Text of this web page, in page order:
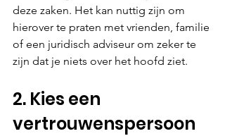
deze zaken. Het kan nuttig zijn om
hierover te praten met vrienden, familie
of een juridisch adviseur om zeker te
zijn dat je niets over het hoofd ziet.
2. Kies een
vertrouwenspersoon